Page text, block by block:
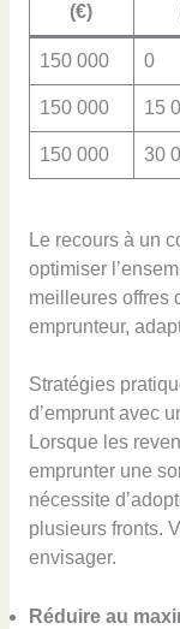
(€)
150 000 0
150 000 15
150 000 30
Le recours à un
optimiser
meilleures offres
emprunteur,
Stratégies
d’emprunt avec
Lorsque les
emprunter une
nécessite
plusieurs fronts.
envisager.
Réduire au